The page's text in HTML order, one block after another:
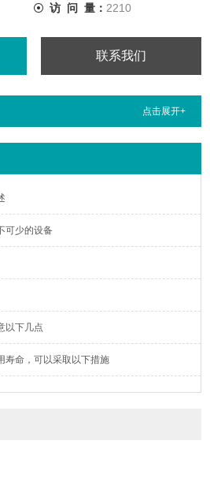
访 问 量： 2210
联系我们
点击展开+
可少的设备
以下几点
寿命，可以采取以下措施